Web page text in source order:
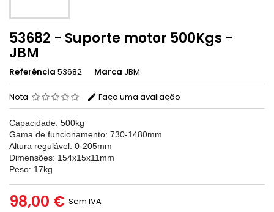
53682 - Suporte motor 500Kgs -
JBM
Referência 53682 Marca JBM
Nota Faça uma avaliação
Capacidade: 500kg
Gama de funcionamento: 730-1480mm
Altura regulável: 0-205mm
Dimensões: 154x15x11mm
Peso: 17kg
98,00 € Sem IVA